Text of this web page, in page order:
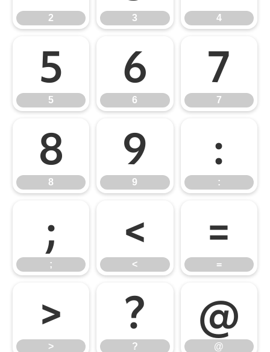
2 3 4
5
5
6
6
7
7
8
8
9
9
:
:
;
;
<
<
=
=
>
>
?
?
@
@